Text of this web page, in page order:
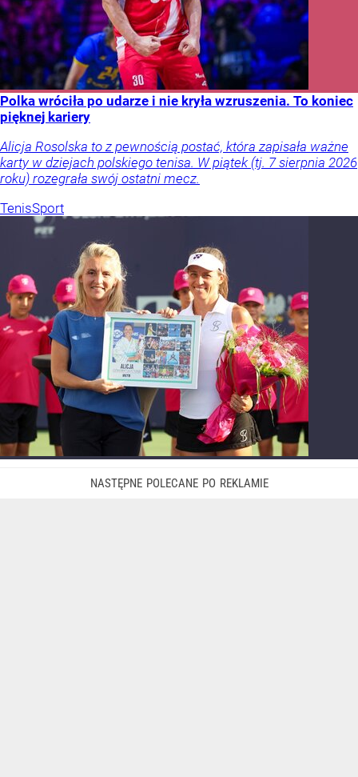
Polka wróciła po udarze i nie kryła wzruszenia. To koniec
pięknej kariery
Alicja Rosolska to z pewnością postać, która zapisała ważne
karty w dziejach polskiego tenisa. W piątek (tj. 7 sierpnia 2026
roku) rozegrała swój ostatni mecz.
TenisSport